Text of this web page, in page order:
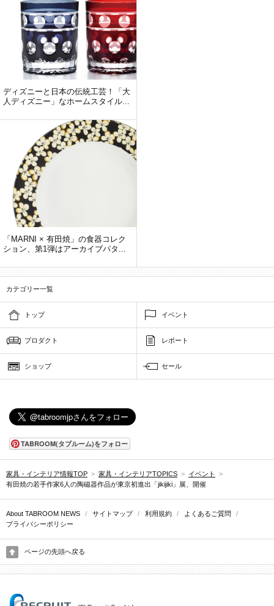
ディズニーと日本の伝統工芸！「大
人ディズニー」なホームスタイル...
「MARNI × 有田焼」の食器コレク
ション、第1弾はアーカイブパタ...
カテゴリー一覧
トップ イベント
プロダクト レポート
ショップ セール
TABROOM(タブルーム)をフォロー
家具・インテリア情報TOP > 家具・インテリアTOPICS > イベント
>
有田焼の若手作家6人の陶磁器作品が東京初進出「jikijiki」展、開催
About TABROOM NEWS / サイトマップ / 利用規約 / よくあるご質問
/
プライバシーポリシー
ページの先頭へ戻る